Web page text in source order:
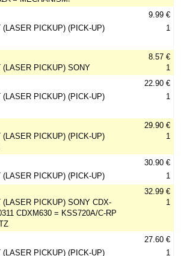
(LASER PICKUP) (PICK-UP)
9.99 €
1
(LASER PICKUP) SONY
8.57 €
1
(LASER PICKUP) (PICK-UP)
22.90 €
1
(LASER PICKUP) (PICK-UP)
29.90 €
1
(LASER PICKUP) (PICK-UP)
30.90 €
1
(LASER PICKUP) SONY CDX-
CDXM630 = KSS720A/C-RP
32.99 €
1
(LASER PICKUP) (PICK-UP)
27.60 €
1